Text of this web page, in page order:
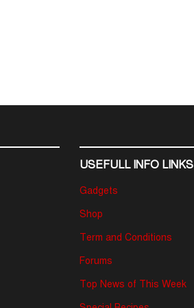
USEFULL INFO LINKS
Gadgets
Shop
Term and Conditions
Forums
Top News of This Week